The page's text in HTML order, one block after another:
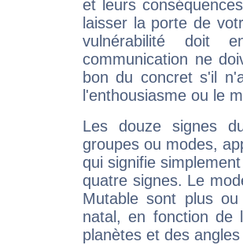
et leurs
laisser la porte de
vulnérabilité doit
communication ne
bon du concret s'il
l'enthousiasme ou le
Les douze signes
groupes ou modes,
qui signifie
quatre signes. Le
Mutable sont plus
natal, en fonction de
planètes et des